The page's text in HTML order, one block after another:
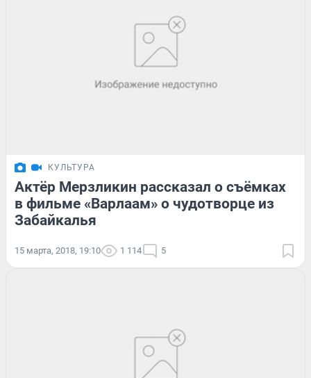
КУЛЬТУРА
Актёр Мерзликин рассказал о съёмках
в фильме «Варлаам» о чудотворце из
Забайкалья
15 марта, 2018, 19:10 1 114 5